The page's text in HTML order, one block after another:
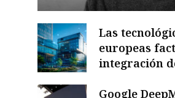
Las
europeas
integración
Google